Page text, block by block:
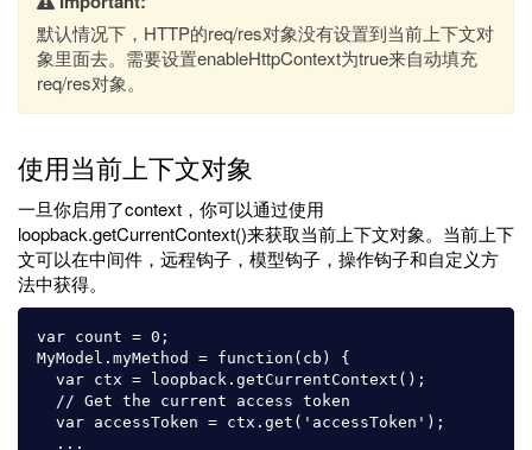
默认情况下，HTTP的req/res对象没有设置到当前上下文对
象里面去。需要设置enableHttpContext为true来自动填充
req/res对象。
使用当前上下文对象
一旦你启用了context，你可以通过使用
loopback.getCurrentContext()来获取当前上下文对象。当前上下
文可以在中间件，远程钩子，模型钩子，操作钩子和自定义方
法中获得。
var count = 0;
MyModel.myMethod = function(cb) {